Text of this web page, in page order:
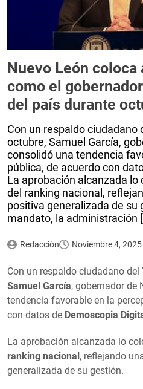
Nuevo León coloca
como el
del país durante
Con un respaldo ciudadano
octubre, Samuel García,
consolidó una tendencia
pública, de acuerdo con
La aprobación alcanzada
del ranking nacional,
positiva generalizada de su
mandato, la administración
Redacción Noviembre 4, 2025
Con un respaldo ciudadano del
Samuel García, gobernador de
tendencia favorable en la
con datos de Demoscopia
La aprobación alcanzada lo
ranking nacional, reflejando
generalizada de su gestión.